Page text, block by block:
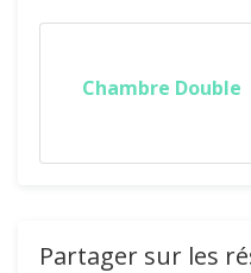
Chambre Double
Partager sur les